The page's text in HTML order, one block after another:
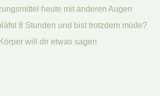
heute mit anderen Augen
8 Stunden und bist trotzdem müde?
will dir etwas sagen